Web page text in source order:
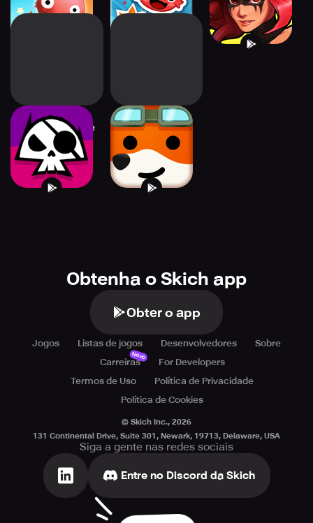
Bounty Bash: Idle
Pirate RPG
Happy Street
Obtenha o Skich app
Obter o app
Jogos Listas de jogos Desenvolvedores
Sobre
Carreiras
Novo
For Developers
Termos de Uso
Política de Privacidade
Política de Cookies
© Skich Inc., 2026
131 Continental Drive, Suite 301, Newark, 19713, Delaware, USA
Siga a gente nas redes sociais
Entre no Discord da Skich